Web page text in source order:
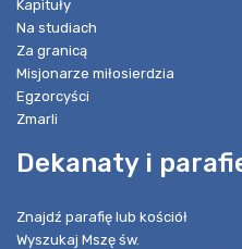
Kapituły
Na studiach
Za granicą
Misjonarze miłosierdzia
Egzorcyści
Zmarli
Dekanaty i
Znajdź parafię lub kościół
Wyszukaj Mszę św.